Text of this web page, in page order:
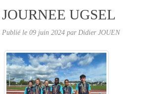
JOURNEE UGSEL
Publié le 09 juin 2024 par Didier JOUEN